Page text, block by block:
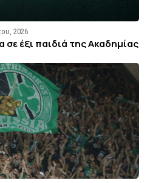
2026
σε έξι παιδιά της Ακαδημίας